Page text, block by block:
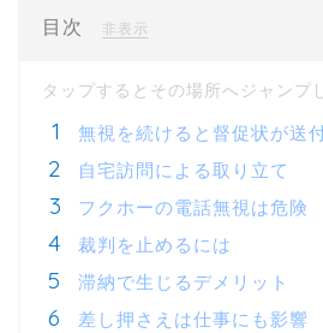
目次 非表示
無視を続けると督促状が送
自宅訪問による取り立て
フクホーの電話無視は危険
裁判を止めるには
滞納で生じるデメリット
差し押さえは仕事にも影響